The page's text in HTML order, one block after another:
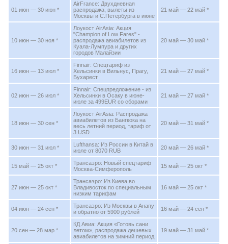
01 июн — 30 июн *
AirFrance: Двухдневная
распродажа, вылеты из
Москвы и С.Петербурга в июне
21 май — 22 май *
10 июн — 30 ноя *
Лоукост AirAsia: Акция
"Champion of Low Fares" -
распродажа авиабилетов из
Куала-Лумпура и других
городов Малайзии
20 май — 30 май *
16 июн — 13 июл *
Finnair: Спецтариф из
Хельсинки в Вильнус, Прагу,
Бухарест
21 май — 27 май *
02 июн — 26 июл *
Finnair: Спецпредложение - из
Хельсинки в Осаку в июне-
июле за 499EUR со сборами
21 май — 27 май *
18 июн — 30 сен *
Лоукост AirAsia: Распродажа
авиабилетов из Бангкока на
весь летний период, тариф от
3 USD
20 май — 31 май *
30 июн — 31 июл *
Lufthansa: Из России в Китай в
июле от 8070 RUB
20 май — 26 май *
15 май — 25 окт *
Трансаэро: Новый спецтариф
Москва-Симферополь
15 май — 25 окт *
27 июн — 25 окт *
Трансаэро: Из Киева во
Владивосток по специальным
низким тарифам
16 май — 25 окт *
04 июн — 24 сен *
Трансаэро: Из Москвы в Анапу
и обратно от 5900 рублей
16 май — 24 сен *
20 сен — 28 мар *
КД Авиа: Акция «Готовь сани
летом», распродажа дешевых
авиабилетов на зимний период
19 май — 31 май *